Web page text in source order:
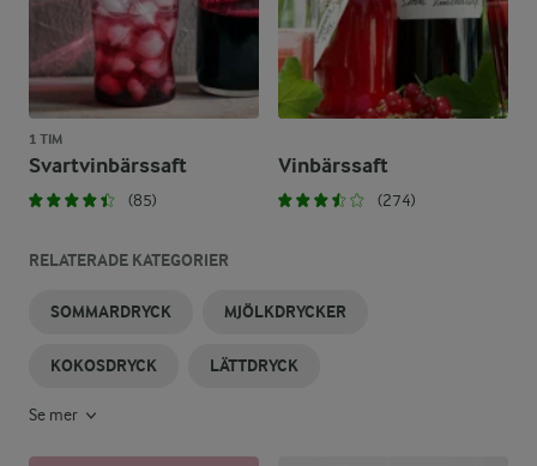
1 TIM
Svartvinbärssaft
(85)
Vinbärssaft
(274)
RELATERADE KATEGORIER
SOMMARDRYCK MJÖLKDRYCKER
KOKOSDRYCK LÄTTDRYCK
Se mer